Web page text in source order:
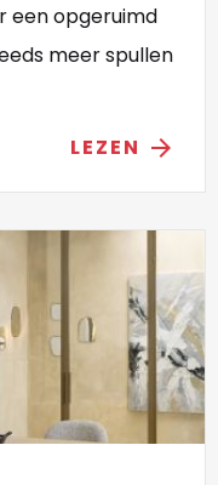
een opgeruimd
meer spullen
LEZEN arrow_forward